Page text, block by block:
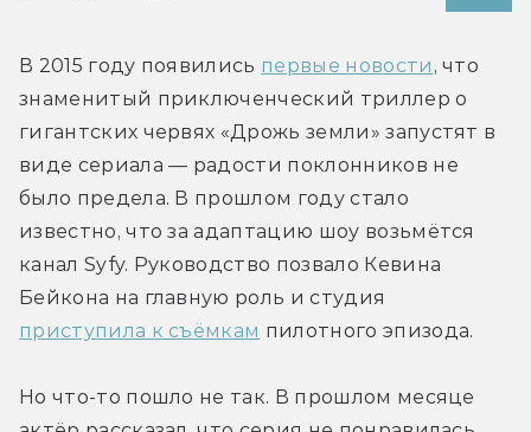
В 2015 году появились первые новости , что
знаменитый приключенческий триллер о
гигантских червях «Дрожь земли» запустят в
виде сериала — радости поклонников не
было предела. В прошлом году стало
известно, что за адаптацию шоу возьмётся
канал Syfy. Руководство позвало Кевина
приступила к съёмкам пилотного эпизода.
Но что-то пошло не так. В прошлом месяце